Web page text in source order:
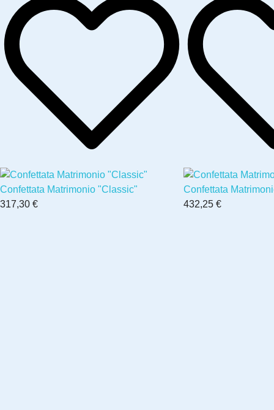
Confettata Matrimonio "Classic"
317,30 €
Confettata
432,25 €